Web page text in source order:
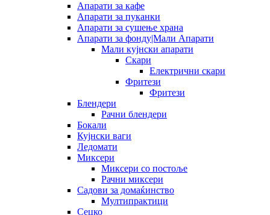
Апарати за кафе
Апарати за пуканки
Апарати за сушење храна
Апарати за фонду|Мали Апарати
Мали кујнски апарати
Скари
Електрични скари
Фритези
Фритези
Блендери
Рачни блендери
Бокали
Кујнски ваги
Ледомати
Миксери
Миксери со постоље
Рачни миксери
Садови за домаќинство
Мултипрактици
Сецко